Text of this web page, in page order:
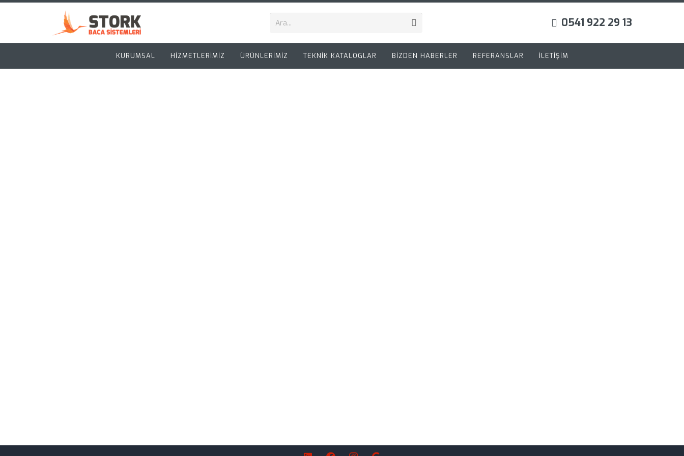
0541 922 29 13
KURUMSAL HİZMETLERİMİZ ÜRÜNLERİMİZ TEKNİK KATALOGLAR BİZDEN HABERLER REFERANSLAR İLETİŞİM